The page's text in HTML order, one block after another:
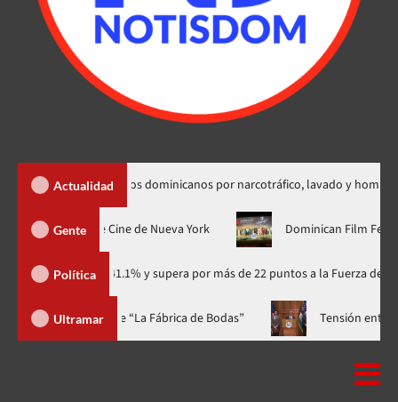
Actualidad
de dos dominicanos por narcotráfico, lavado y homicidio
Gente
mundial en el Festival de Cine de Nueva York
Política
con 41.1% y supera por más de 22 puntos a la Fuerza del Pueblo
Ultramar
casa llena y el estreno mundial de “La Fábrica de Bodas”